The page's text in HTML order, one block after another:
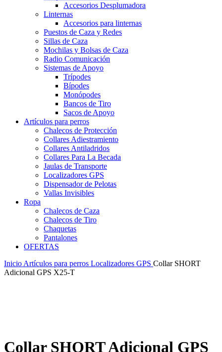
Accesorios Desplumadora
Linternas
Accesorios para linternas
Puestos de Caza y Redes
Sillas de Caza
Mochilas y Bolsas de Caza
Radio Comunicación
Sistemas de Apoyo
Trípodes
Bípodes
Monópodes
Bancos de Tiro
Sacos de Apoyo
Artículos para perros
Chalecos de Protección
Collares Adiestramiento
Collares Antiladridos
Collares Para La Becada
Jaulas de Transporte
Localizadores GPS
Dispensador de Pelotas
Vallas Invisibles
Ropa
Chalecos de Caza
Chalecos de Tiro
Chaquetas
Pantalones
OFERTAS
Inicio Artículos para perros Localizadores GPS Collar SHORT
Adicional GPS X25-T
Collar SHORT Adicional GPS